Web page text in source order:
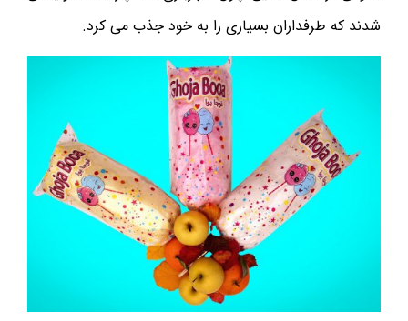
شدند که طرفداران بسیاری را به خود جذب می کرد.